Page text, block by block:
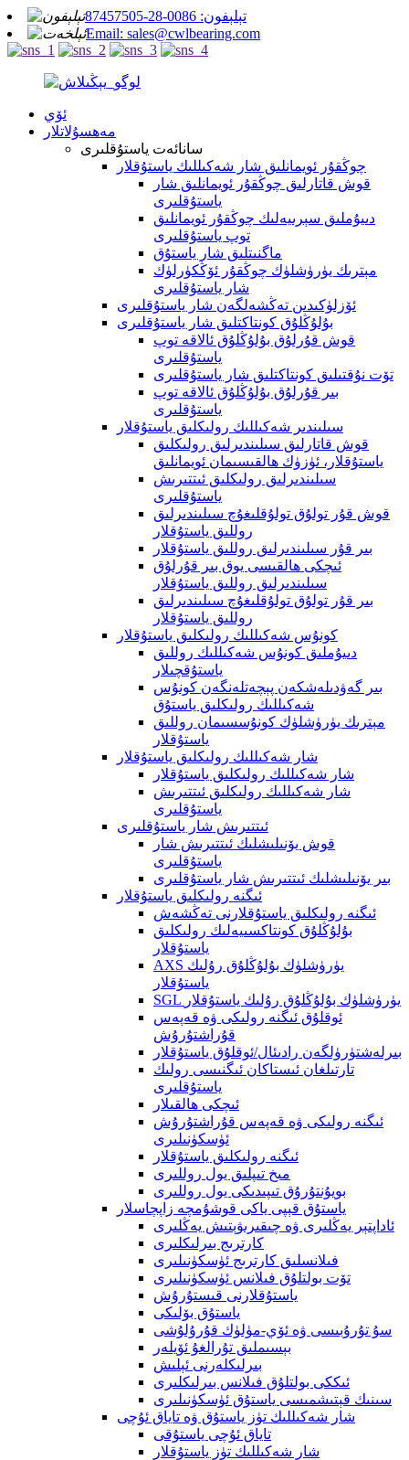
تېلېفون: 0086-28-87457505
Email: sales@cwlbearing.com
ئۆي
مەھسۇلاتلار
سانائەت ياستۇقلىرى
چوڭقۇر ئويمانلىق شار شەكىللىك ياستۇقلار
قوش قاتارلىق چوڭقۇر ئويمانلىق شار
ياستۇقلىرى
دىيۇملىق سېرىيەلىك چوڭقۇر ئويمانلىق
توپ ياستۇقلىرى
ماگنىتلىق شار ياستۇق
مېترىك يۈرۈشلۈك چوڭقۇر ئۆڭكۈرلۈك
شار ياستۇقلىرى
ئۆزلۈكىدىن تەڭشەلگەن شار ياستۇقلىرى
بۇلۇڭلۇق كونتاكتلىق شار ياستۇقلىرى
قوش قۇرلۇق بۇلۇڭلۇق ئالاقە توپ
ياستۇقلىرى
تۆت نۇقتىلىق كونتاكتلىق شار ياستۇقلىرى
بىر قۇرلۇق بۇلۇڭلۇق ئالاقە توپ
ياستۇقلىرى
سىلىندىر شەكىللىك رولىكلىق ياستۇقلار
قوش قاتارلىق سىلىندىرلىق رولىكلىق
ياستۇقلار، ئۈزۈك ھالقىسىمان ئويمانلىق
سىلىندىرلىق رولىكلىق ئىتتىرىش
ياستۇقلىرى
قوش قۇر تولۇق تولۇقلىغۇچ سىلىندىرلىق
روللىق ياستۇقلار
بىر قۇر سىلىندىرلىق روللىق ياستۇقلار
ئىچكى ھالقىسى يوق بىر قۇرلۇق
سىلىندىرلىق روللىق ياستۇقلار
بىر قۇر تولۇق تولۇقلىغۇچ سىلىندىرلىق
روللىق ياستۇقلار
كونۇس شەكىللىك رولىكلىق ياستۇقلار
دىيۇملىق كونۇس شەكىللىك روللىق
ياستۇقچىلار
بىر گەۋدىلەشكەن پېچەتلەنگەن كونۇس
شەكىللىك رولىكلىق ياستۇق
مېترىك يۈرۈشلۈك كونۇسسىمان روللىق
ياستۇقلار
شار شەكىللىك رولىكلىق ياستۇقلار
شار شەكىللىك رولىكلىق ياستۇقلار
شار شەكىللىك رولىكلىق ئىتتىرىش
ياستۇقلىرى
ئىتتىرىش شار ياستۇقلىرى
قوش يۆنىلىشلىك ئىتتىرىش شار
ياستۇقلىرى
بىر يۆنىلىشلىك ئىتتىرىش شار ياستۇقلىرى
ئىگنە رولىكلىق ياستۇقلار
ئىگنە رولىكلىق ياستۇقلارنى تەڭشەش
بۇلۇڭلۇق كونتاكسىيەلىك رولىكلىق
ياستۇقلار
AXS يۈرۈشلۈك بۇلۇڭلۇق رۇلىك
ياستۇقلار
SGL يۈرۈشلۈك بۇلۇڭلۇق رۇلىك ياستۇقلار
ئوقلۇق ئىگنە رولىكى ۋە قەپەس
قۇراشتۇرۇش
بىرلەشتۈرۈلگەن رادىئال/ئوقلۇق ياستۇقلار
تارتىلغان ئىستاكان ئىگنىسى رولىك
ياستۇقلىرى
ئىچكى ھالقىلار
ئىگنە رولىكى ۋە قەپەس قۇراشتۇرۇش
ئۈسكۈنىلىرى
ئىگنە رولىكلىق ياستۇقلار
مىخ تىپلىق يول روللىرى
بويۇنتۇرۇق تىپىدىكى يول روللىرى
ياستۇق قېپى ياكى قوشۇمچە زاپچاسلار
ئاداپتېر يەڭلىرى ۋە چىقىرىۋېتىش يەڭلىرى
كارترىج بىرلىكلىرى
فىلانسلىق كارترىج ئۈسكۈنىلىرى
تۆت بولتلۇق فىلانس ئۈسكۈنىلىرى
ياستۇقلارنى قىستۇرۇش
ياستۇق بۆلىكى
سۇ تۇرۇبىسى ۋە ئۆي-مۈلۈك قۇرۇلۇشى
بېسىملىق تۇرالغۇ ئۆيلەر
بىرلىكلەرنى ئېلىش
ئىككى بولتلۇق فىلانس بىرلىكلىرى
سىنىك قېتىشمىسى ياستۇق ئۈسكۈنىلىرى
شار شەكىللىك تۈز ياستۇق ۋە تاياق ئۇچى
تاياق ئۇچى ياستۇقى
شار شەكىللىك تۈز ياستۇقلار